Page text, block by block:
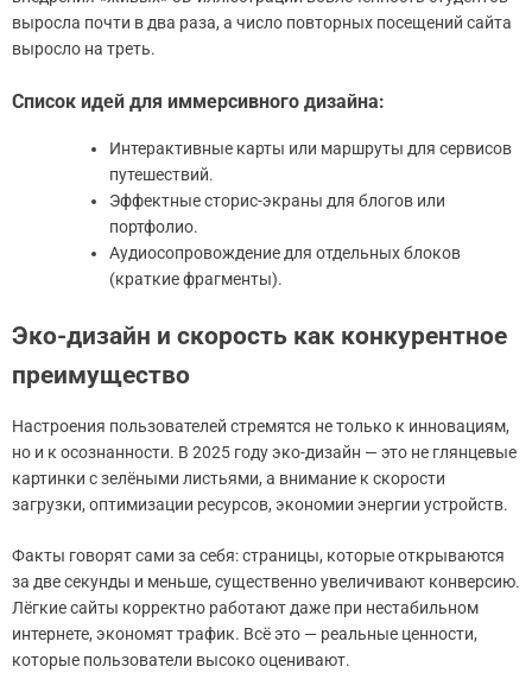
выросла почти в два раза, а число повторных посещений сайта
выросло на треть.
Список идей для иммерсивного дизайна:
Интерактивные карты или маршруты для сервисов
путешествий.
Эффектные сторис-экраны для блогов или
портфолио.
Аудиосопровождение для отдельных блоков
(краткие фрагменты).
Эко-дизайн и скорость как конкурентное
преимущество
Настроения пользователей стремятся не только к инновациям,
но и к осознанности. В 2025 году эко-дизайн — это не глянцевые
картинки с зелёными листьями, а внимание к скорости
загрузки, оптимизации ресурсов, экономии энергии устройств.
Факты говорят сами за себя: страницы, которые открываются
за две секунды и меньше, существенно увеличивают конверсию.
Лёгкие сайты корректно работают даже при нестабильном
интернете, экономят трафик. Всё это — реальные ценности,
которые пользователи высоко оценивают.